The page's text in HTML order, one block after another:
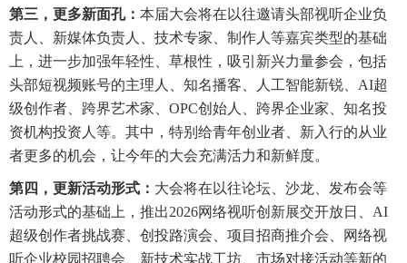
第三，更多新面孔： 本届大会将在以往邀请头部视听企业负
责人、新媒体负责人、技术专家、制作人等嘉宾类型的基础
上，进一步加强年轻性、草根性，吸引新兴力量参会，包括
头部短视频账号的主理人、知名播客、人工智能新锐、AI超
级创作者、跨界艺术家、OPC创始人、跨界企业家、知名投
资机构投资人等。其中，特别给青年创业者、新入行的从业
者更多的机会，让今年的大会充满活力和新鲜度。
第四，更新活动形式： 大会将在以往论坛、沙龙、发布会等
活动形式的基础上，推出2026网络视听创新展交开放日、AI
超级创作者挑战赛、创投路演会、项目招商推介会、网络视
听企业校园招聘会、新技术实战工坊、市场对接活动等新的